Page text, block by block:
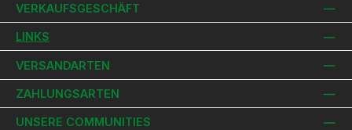
VERKAUFSGESCHÄFT
LINKS
VERSANDARTEN
ZAHLUNGSARTEN
UNSERE COMMUNITIES